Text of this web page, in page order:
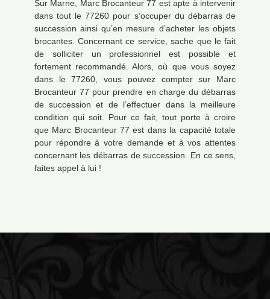
Sur Marne, Marc Brocanteur 77 est apte à intervenir
dans tout le 77260 pour s’occuper du débarras de
succession ainsi qu’en mesure d’acheter les objets
brocantes. Concernant ce service, sache que le fait
de solliciter un professionnel est possible et
fortement recommandé. Alors, où que vous soyez
dans le 77260, vous pouvez compter sur Marc
Brocanteur 77 pour prendre en charge du débarras
de succession et de l’effectuer dans la meilleure
condition qui soit. Pour ce fait, tout porte à croire
que Marc Brocanteur 77 est dans la capacité totale
pour répondre à votre demande et à vos attentes
concernant les débarras de succession. En ce sens,
faites appel à lui !